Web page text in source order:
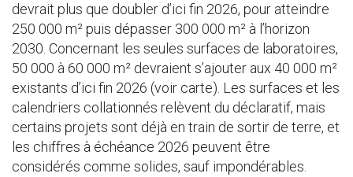
devrait plus que doubler d’ici fin 2026, pour atteindre
250 000 m² puis dépasser 300 000 m² à l’horizon
2030. Concernant les seules surfaces de laboratoires,
50 000 à 60 000 m² devraient s’ajouter aux 40 000 m²
existants d’ici fin 2026 (voir carte). Les surfaces et les
calendriers collationnés relèvent du déclaratif, mais
certains projets sont déjà en train de sortir de terre, et
les chiffres à échéance 2026 peuvent être
considérés comme solides, sauf impondérables.